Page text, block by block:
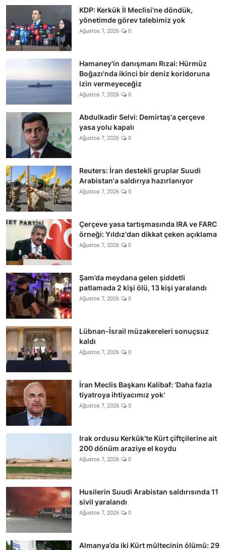
KDP: Kerkük İl Meclisi'ne döndük,
yönetimde görev talebimiz yok
Ağustos 7, 2026 0
Hamaney'in danışmanı Rızai: Hürmüz
Boğazı'nda ikinci bir deniz koridoruna
izin vermeyeceğiz
Ağustos 7, 2026 0
Abdulkadir Selvi: Demirtaş'a çerçeve
yasa yolu kapalı
Ağustos 7, 2026 0
Reuters: İran destekli gruplar Suudi
Arabistan'a saldırıya hazırlanıyor
Ağustos 7, 2026 0
Çerçeve yasa tartışmasında IRA ve FARC
örneği: Yıldız'dan dikkat çeken açıklama
Ağustos 7, 2026 0
Şam’da meydana gelen şiddetli
patlamada 2 kişi ölü, 13 kişi yaralandı
Ağustos 7, 2026 0
Lübnan-İsrail müzakereleri sonuçsuz
kaldı
Ağustos 7, 2026 0
İran Meclis Başkanı Kalibaf: 'Daha fazla
tiyatroya ihtiyacımız yok'
Ağustos 7, 2026 0
Irak ordusu Kerkük'te Kürt çiftçilerine ait
200 dönüm araziye el koydu
Ağustos 7, 2026 0
Husilerin Suudi Arabistan saldırısında 11
sivil yaralandı
Ağustos 7, 2026 0
Almanya’da iki Kürt mültecinin ölümü: 29